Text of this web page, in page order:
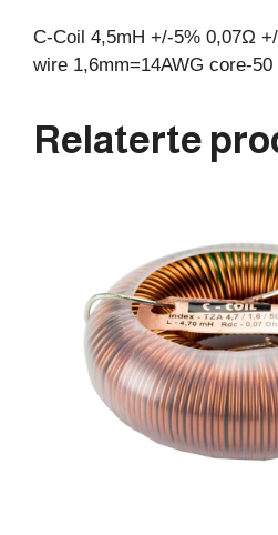
50
OD93
C-Coil 4,5mH +/-5% 0,07Ω
wire 1,6mm=14AWG core-50
Relaterte